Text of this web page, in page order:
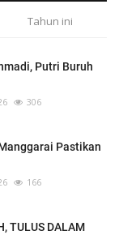
Tahun ini
Putri Buruh
306
Pastikan
166
TULUS DALAM